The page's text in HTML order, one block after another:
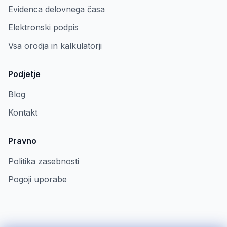
Evidenca delovnega časa
Elektronski podpis
Vsa orodja in kalkulatorji
Podjetje
Blog
Kontakt
Pravno
Politika zasebnosti
Pogoji uporabe